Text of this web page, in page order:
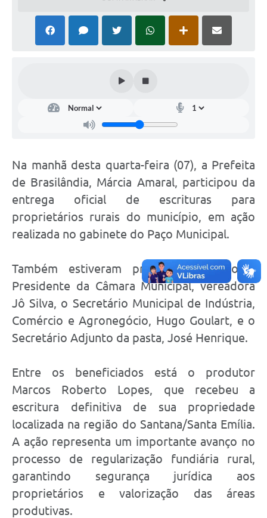
Na manhã desta quarta-feira (07), a Prefeita
de Brasilândia, Márcia Amaral, participou da
entrega oficial de escrituras para
proprietários rurais do município, em ação
realizada no gabinete do Paço Municipal.
Também estiveram presentes no ato a
Presidente da Câmara Municipal, vereadora
Jô Silva, o Secretário Municipal de Indústria,
Comércio e Agronegócio, Hugo Goulart, e o
Secretário Adjunto da pasta, José Henrique.
Entre os beneficiados está o produtor
Marcos Roberto Lopes, que recebeu a
escritura definitiva de sua propriedade
localizada na região do Santana/Santa Emília.
A ação representa um importante avanço no
processo de regularização fundiária rural,
garantindo segurança jurídica aos
proprietários e valorização das áreas
produtivas.